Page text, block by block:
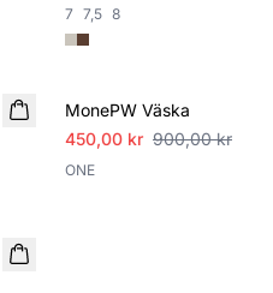
7 7,5 8
MonePW Väska
450,00 kr 900,00 kr
ONE